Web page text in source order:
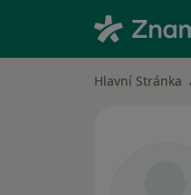
Hlavní Stránka